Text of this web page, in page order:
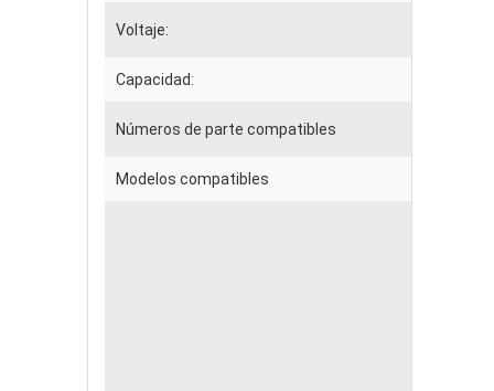
Voltaje:
Capacidad:
Números de parte compatibles
Modelos compatibles